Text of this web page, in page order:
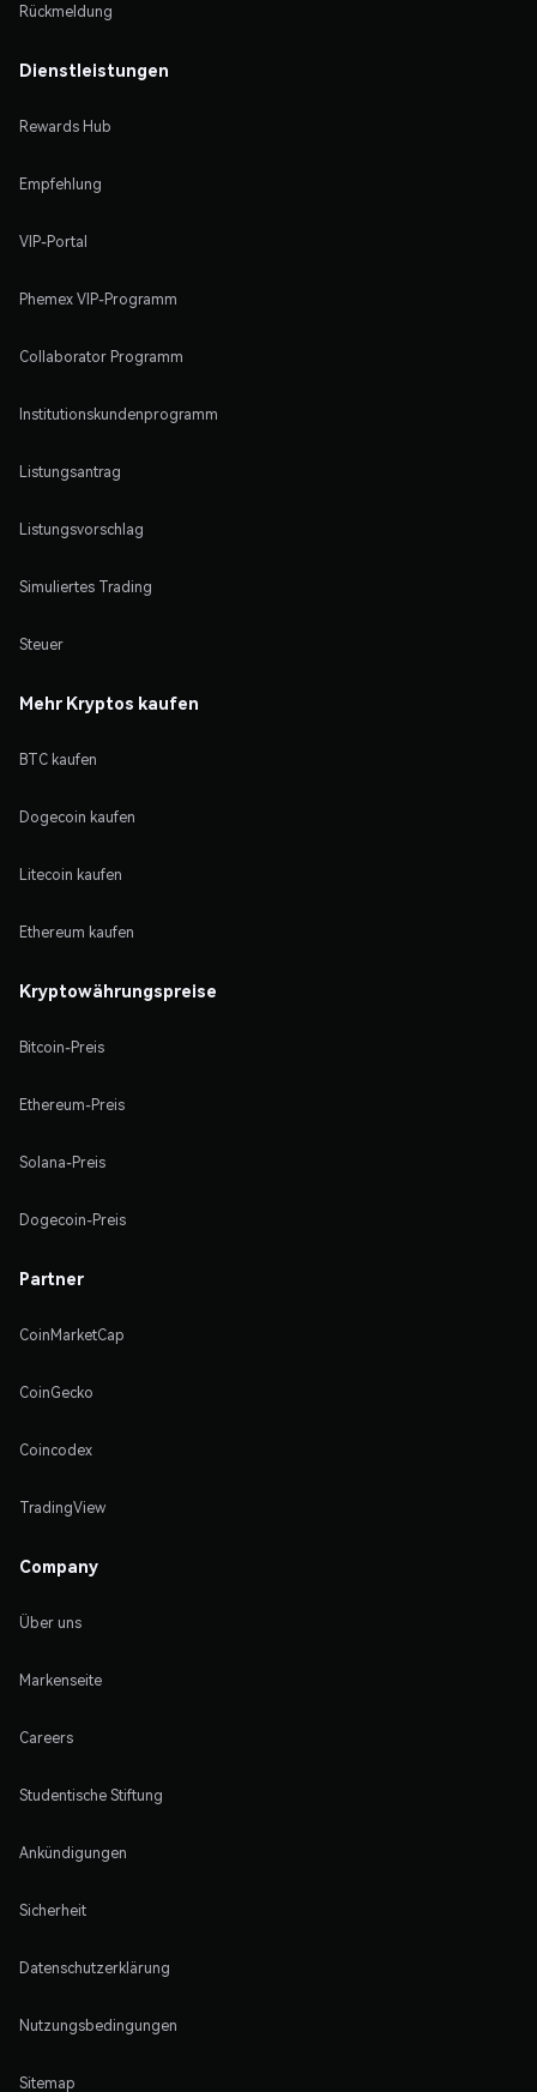
Rückmeldung
Dienstleistungen
Rewards Hub
Empfehlung
VIP-Portal
Phemex VIP-Programm
Collaborator Programm
Institutionskundenprogramm
Listungsantrag
Listungsvorschlag
Simuliertes Trading
Steuer
Mehr Kryptos kaufen
BTC kaufen
Dogecoin kaufen
Litecoin kaufen
Ethereum kaufen
Kryptowährungspreise
Bitcoin-Preis
Ethereum-Preis
Solana-Preis
Dogecoin-Preis
Partner
CoinMarketCap
CoinGecko
Coincodex
TradingView
Company
Über uns
Markenseite
Careers
Studentische Stiftung
Ankündigungen
Sicherheit
Datenschutzerklärung
Nutzungsbedingungen
Sitemap